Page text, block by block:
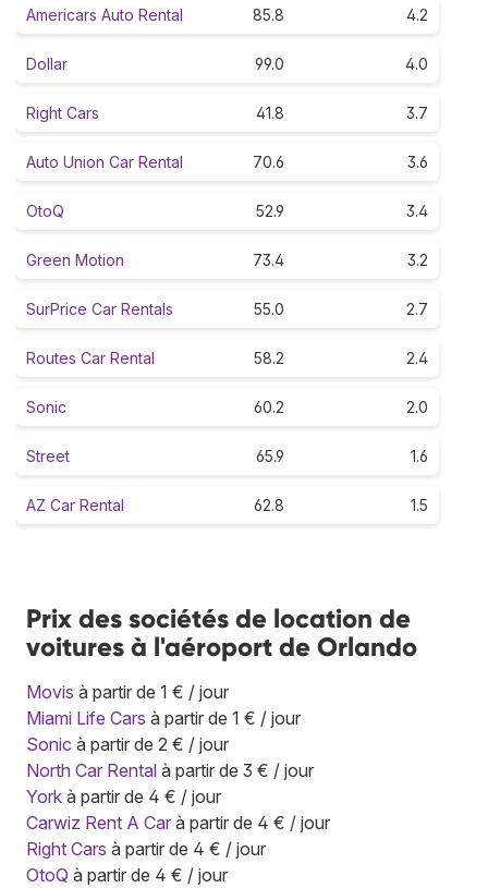
Americars Auto Rental 85.8 4.2
Dollar 99.0 4.0
Right Cars 41.8 3.7
Auto Union Car Rental 70.6 3.6
OtoQ 52.9 3.4
Green Motion 73.4 3.2
SurPrice Car Rentals 55.0 2.7
Routes Car Rental 58.2 2.4
Sonic 60.2 2.0
Street 65.9 1.6
AZ Car Rental 62.8 1.5
Prix des sociétés de location de
voitures à l'aéroport de Orlando
Movis à partir de 1 € / jour
Miami Life Cars à partir de 1 € / jour
Sonic à partir de 2 € / jour
North Car Rental à partir de 3 € / jour
York à partir de 4 € / jour
Carwiz Rent A Car à partir de 4 € / jour
Right Cars à partir de 4 € / jour
OtoQ à partir de 4 € / jour